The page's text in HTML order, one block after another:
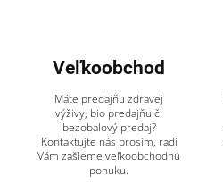
Veľkoobchod
Máte predajňu zdravej
výživy, bio predajňu či
bezobalový predaj?
Kontaktujte nás prosím, radi
Vám zašleme veľkoobchodnú
ponuku.